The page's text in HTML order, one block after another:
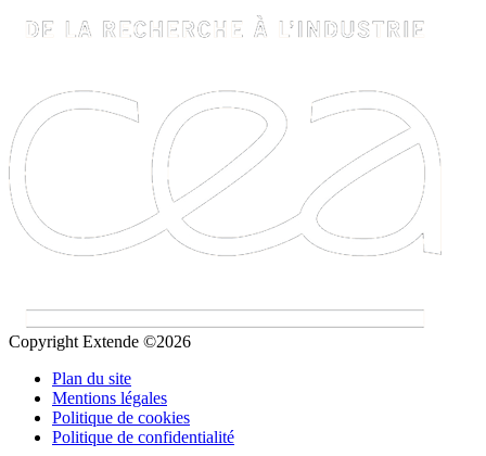
Copyright Extende ©2026
Plan du site
Mentions légales
Politique de cookies
Politique de confidentialité